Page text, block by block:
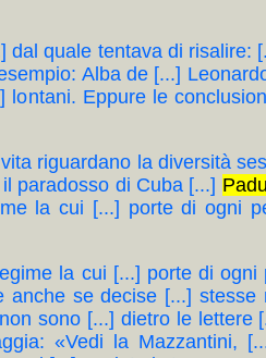
quale tentava di
Alba de [...]
Eppure le
riguardano la diversità
paradosso di Cuba [...]
la cui [...] porte di ogni
la cui [...] porte di
se decise [...] stesse
sono [...] dietro le
«Vedi la Mazzantini,